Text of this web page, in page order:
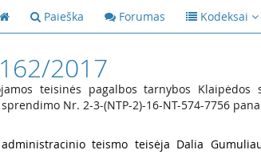
Paieška Forumas Kodeksai
2017
teisinės pagalbos tarnybos Klaipėdos
Nr. 2-3-(NTP-2)-16-NT-574-7756
teismo teisėja Dalia